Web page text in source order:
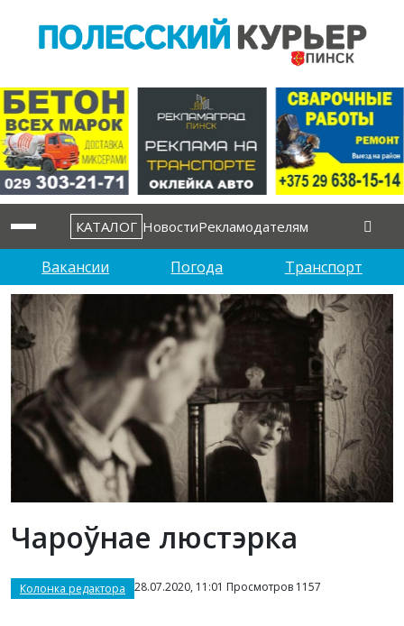
КАТАЛОГ НовостиРекламодателям
Вакансии Погода Транспорт
Чароўнае люстэрка
Колонка редактора 28.07.2020, 11:01 Просмотров 1157